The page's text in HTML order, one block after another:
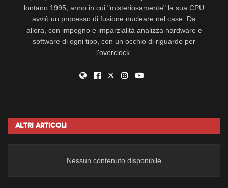
lontano 1995, anno in cui "misteriosamente" la sua CPU
avviò un processo di fusione nucleare nel case. Da
allora, con impegno e imparzialità analizza hardware e
software di ogni tipo, con un occhio di riguardo per
l'overclock.
Altri Articoli
Nessun contenuto disponibile